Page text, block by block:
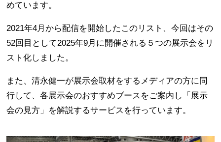
めています。
2021年4月から配信を開始したこのリスト、今回はその
52回目として2025年9月に開催される５つの展示会をリ
スト化しました。
また、清永健一が展示会取材をするメディアの方に同
行して、各展示会のおすすめブースをご案内し「展示
会の見方」を解説するサービスを行っています。